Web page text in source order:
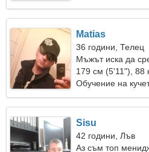
Matias
36 години, Телец
Мъжът иска да
179 см (5'11"), 88
Обучение на
Sisu
42 години, Лъв
Аз съм топ